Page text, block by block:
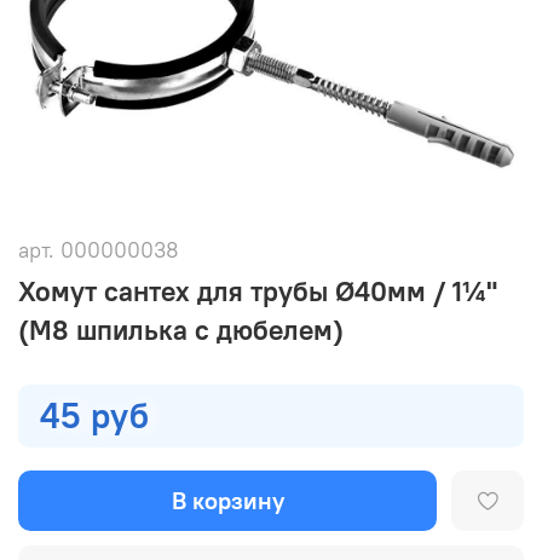
арт. 000000038
Хомут сантех для трубы Ø40мм / 1¼"
(М8 шпилька с дюбелем)
45 руб
В корзину